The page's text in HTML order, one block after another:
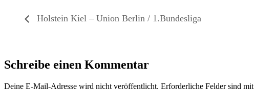
Holstein Kiel – Union Berlin / 1.Bundesliga
Schreibe einen Kommentar
Deine E-Mail-Adresse wird nicht veröffentlicht. Erforderliche Felder sind mit